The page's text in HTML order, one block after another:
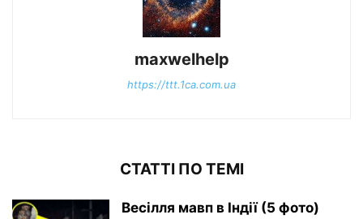
maxwelhelp
https://ttt.1ca.com.ua
СТАТТІ ПО ТЕМІ
Весілля мавп в Індії (5 фото)